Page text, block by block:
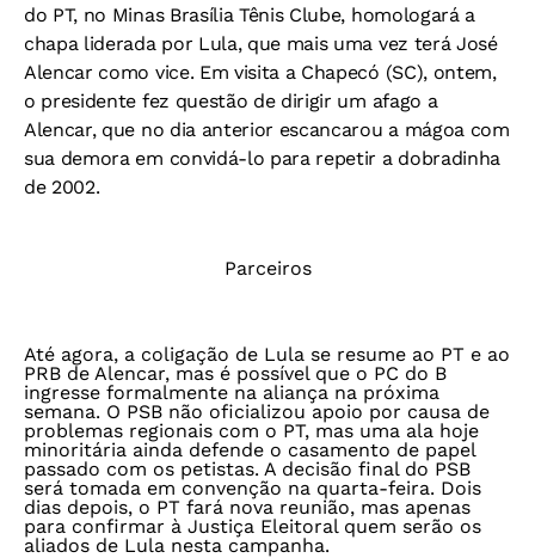
do PT, no Minas Brasília Tênis Clube, homologará a
chapa liderada por Lula, que mais uma vez terá José
Alencar como vice. Em visita a Chapecó (SC), ontem,
o presidente fez questão de dirigir um afago a
Alencar, que no dia anterior escancarou a mágoa com
sua demora em convidá-lo para repetir a dobradinha
de 2002.
Parceiros
Até agora, a coligação de Lula se resume ao PT e ao
PRB de Alencar, mas é possível que o PC do B
ingresse formalmente na aliança na próxima
semana. O PSB não oficializou apoio por causa de
problemas regionais com o PT, mas uma ala hoje
minoritária ainda defende o casamento de papel
passado com os petistas. A decisão final do PSB
será tomada em convenção na quarta-feira. Dois
dias depois, o PT fará nova reunião, mas apenas
para confirmar à Justiça Eleitoral quem serão os
aliados de Lula nesta campanha.